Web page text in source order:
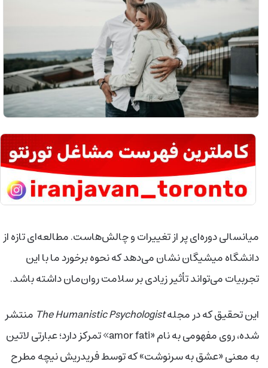
میانسالی دوره‌ای پر از تغییرات و چالش‌هاست. مطالعه‌ای تازه از
دانشگاه میشیگان نشان می‌دهد که نحوه برخورد ما با این
تجربیات می‌تواند تأثیر زیادی بر سلامت روان‌مان داشته باشد.
این تحقیق که در مجلهThe Humanistic Psychologist منتشر
شده، روی مفهومی به نام «amor fati» تمرکز دارد؛ عبارتی لاتین
به معنی «عشق به سرنوشت» که توسط فریدریش نیچه مطرح